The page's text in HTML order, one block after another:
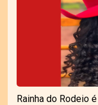
Rainha do Rodeio